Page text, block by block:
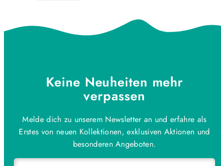
Keine Neuheiten mehr
verpassen
Melde dich zu unserem Newsletter an und erfahre als
Erstes von neuen Kollektionen, exklusiven Aktionen und
besonderen Angeboten.